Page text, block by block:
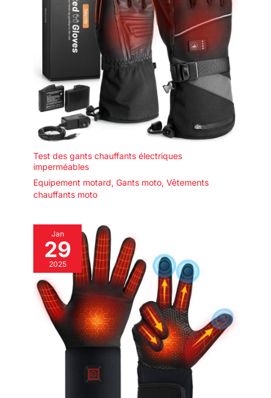
Test des gants chauffants électriques
imperméables
Equipement motard, Gants moto, Vêtements
chauffants moto
Jan
29
2025